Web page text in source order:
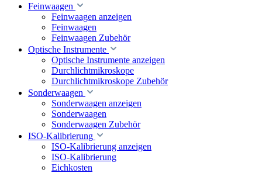
Feinwaagen
Feinwaagen anzeigen
Feinwaagen
Feinwaagen Zubehör
Optische Instrumente
Optische Instrumente anzeigen
Durchlichtmikroskope
Durchlichtmikroskope Zubehör
Sonderwaagen
Sonderwaagen anzeigen
Sonderwaagen
Sonderwaagen Zubehör
ISO-Kalibrierung
ISO-Kalibrierung anzeigen
ISO-Kalibrierung
Eichkosten